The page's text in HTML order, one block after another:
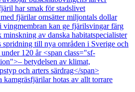
har smak för stadslivet
fjärilar omsätter miljontals dollar
vingmembran kan ge fjärilsvingar färg
minskning av danska habitatspecialister
spridning till nya områden i Sverige och
120 år <span class="sf-
betydelsen av klimat,
och arters särdrag</span>
kamgräsfjärilar hotas av allt torrare